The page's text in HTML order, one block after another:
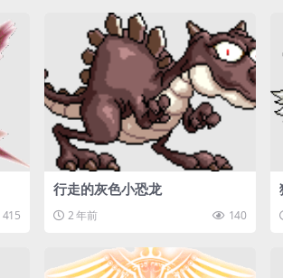
415
行走的灰色小恐龙
2 年前 140